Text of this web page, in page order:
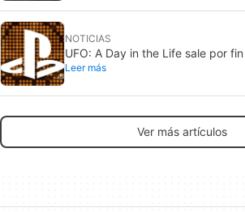
NOTICIAS
UFO: A Day in the Life sale por
y Nintendo Switch 2
Leer más
Ver más artículos